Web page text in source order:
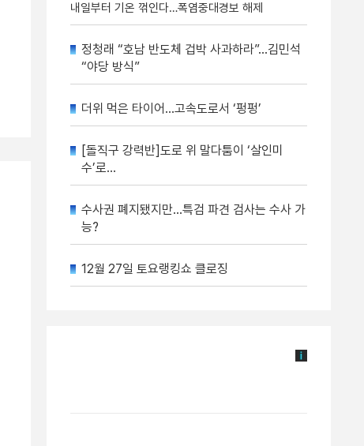
내일부터 기온 꺾인다…폭염중대경보 해제
정청래 “호남 반도체 겁박 사과하라”…김민석
“야당 방식”
더위 먹은 타이어…고속도로서 ‘펑펑’
[돌직구 강력반]도로 위 말다툼이 ‘살인미
수’로…
수사권 폐지됐지만…특검 파견 검사는 수사 가
능?
12월 27일 토요랭킹쇼 클로징